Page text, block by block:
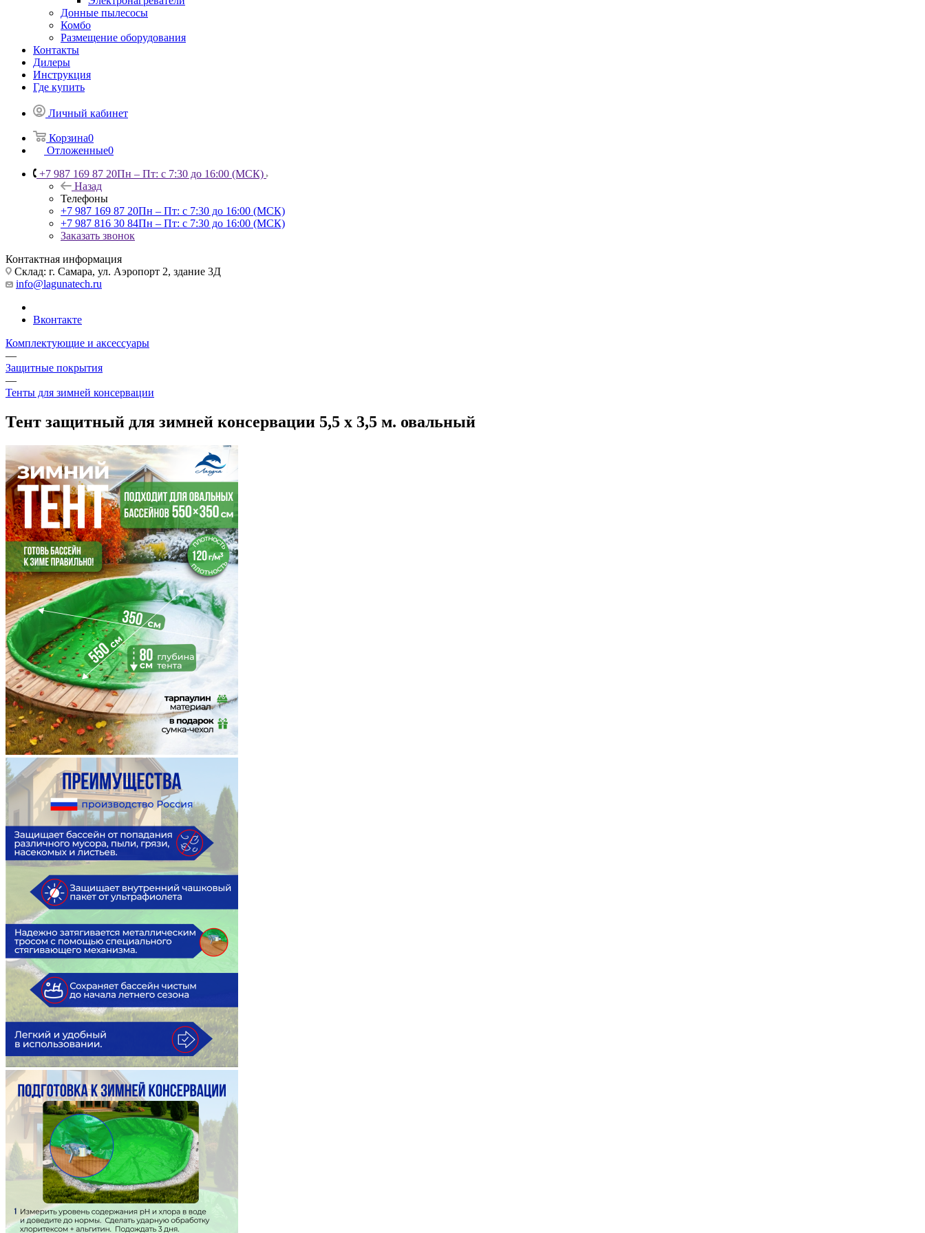
Донные пылесосы
Комбо
Размещение оборудования
Контакты
Дилеры
Инструкция
Где купить
Личный кабинет
Корзина0
Отложенные0
+7 987 169 87 20Пн – Пт: с 7:30 до 16:00 (МСК)
Назад
Телефоны
+7 987 169 87 20Пн – Пт: с 7:30 до 16:00 (МСК)
+7 987 816 30 84Пн – Пт: с 7:30 до 16:00 (МСК)
Заказать звонок
Контактная информация
Склад: г. Самара, ул. Аэропорт 2, здание 3Д
info@lagunatech.ru
Вконтакте
Комплектующие и аксессуары
—
Защитные покрытия
—
Тенты для зимней консервации
Тент защитный для зимней консервации 5,5 х 3,5 м. овальный